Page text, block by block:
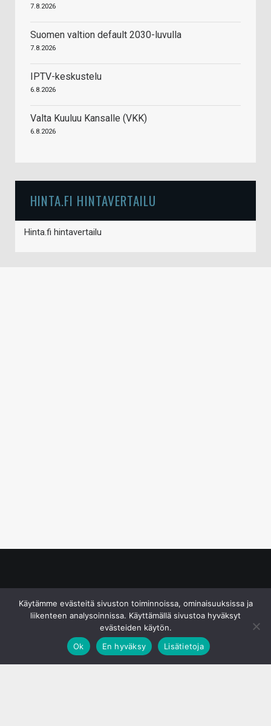
7.8.2026
Suomen valtion default 2030-luvulla
7.8.2026
IPTV-keskustelu
6.8.2026
Valta Kuuluu Kansalle (VKK)
6.8.2026
HINTA.FI HINTAVERTAILU
Hinta.fi hintavertailu
Käytämme evästeitä sivuston toiminnoissa, ominaisuuksissa ja
liikenteen analysoinnissa. Käyttämällä sivustoa hyväksyt
evästeiden käytön.
Ok
En hyväksy Lisätietoja